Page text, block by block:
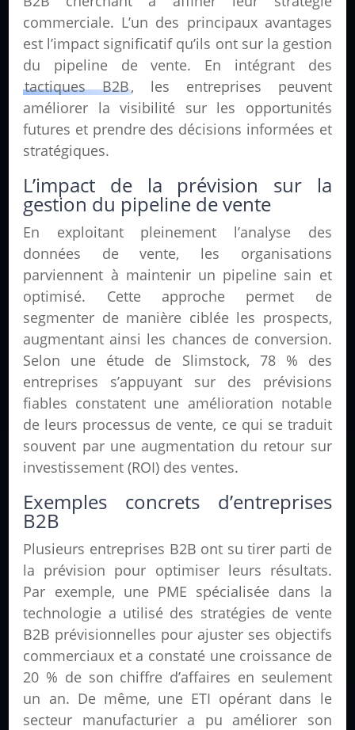
commerciale. L’un des principaux avantages
est l’impact significatif qu’ils ont sur la gestion
du pipeline de vente. En intégrant des
tactiques B2B, les entreprises peuvent
améliorer la visibilité sur les opportunités
futures et prendre des décisions informées et
stratégiques.
L’impact de la prévision sur la
gestion du pipeline de vente
En exploitant pleinement l’analyse des
données de vente, les organisations
parviennent à maintenir un pipeline sain et
optimisé. Cette approche permet de
segmenter de manière ciblée les prospects,
augmentant ainsi les chances de conversion.
Selon une étude de Slimstock, 78 % des
entreprises s’appuyant sur des prévisions
fiables constatent une amélioration notable
de leurs processus de vente, ce qui se traduit
souvent par une augmentation du retour sur
investissement (ROI) des ventes.
Exemples concrets d’entreprises
B2B
Plusieurs entreprises B2B ont su tirer parti de
la prévision pour optimiser leurs résultats.
Par exemple, une PME spécialisée dans la
technologie a utilisé des stratégies de vente
B2B prévisionnelles pour ajuster ses objectifs
commerciaux et a constaté une croissance de
20 % de son chiffre d’affaires en seulement
un an. De même, une ETI opérant dans le
secteur manufacturier a pu améliorer son